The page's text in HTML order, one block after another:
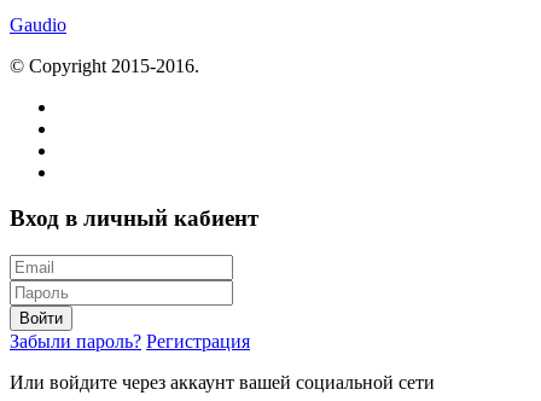
Gaudio
© Copyright 2015-2016.
Вход в личный кабиент
Войти
Забыли пароль? Регистрация
Или войдите через аккаунт вашей социальной сети